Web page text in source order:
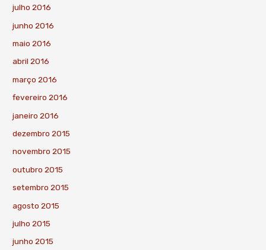
julho 2016
junho 2016
maio 2016
abril 2016
março 2016
fevereiro 2016
janeiro 2016
dezembro 2015
novembro 2015
outubro 2015
setembro 2015
agosto 2015
julho 2015
junho 2015